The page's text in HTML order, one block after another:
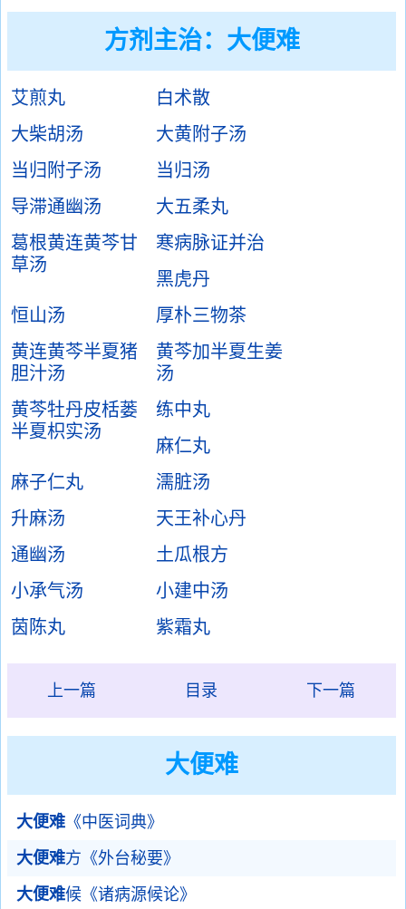
方剂主治： 大便难
艾煎丸
白术散
大柴胡汤
大黄附子汤
当归附子汤
当归汤
导滞通幽汤
大五柔丸
葛根黄连黄芩甘
草汤
寒病脉证并治
黑虎丹
恒山汤
厚朴三物茶
黄连黄芩半夏猪
胆汁汤
黄芩加半夏生姜
汤
黄芩牡丹皮栝蒌
半夏枳实汤
练中丸
麻仁丸
麻子仁丸
濡脏汤
升麻汤
天王补心丹
通幽汤
土瓜根方
小承气汤
小建中汤
茵陈丸
紫霜丸
上一篇 目录 下一篇
大便难
大便难 《中医词典》
大便难方《外台秘要》
大便难候《诸病源候论》